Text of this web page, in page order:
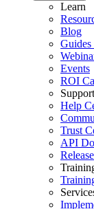
Learn
Blog
Events
ROI
Support
Help
Trust
API